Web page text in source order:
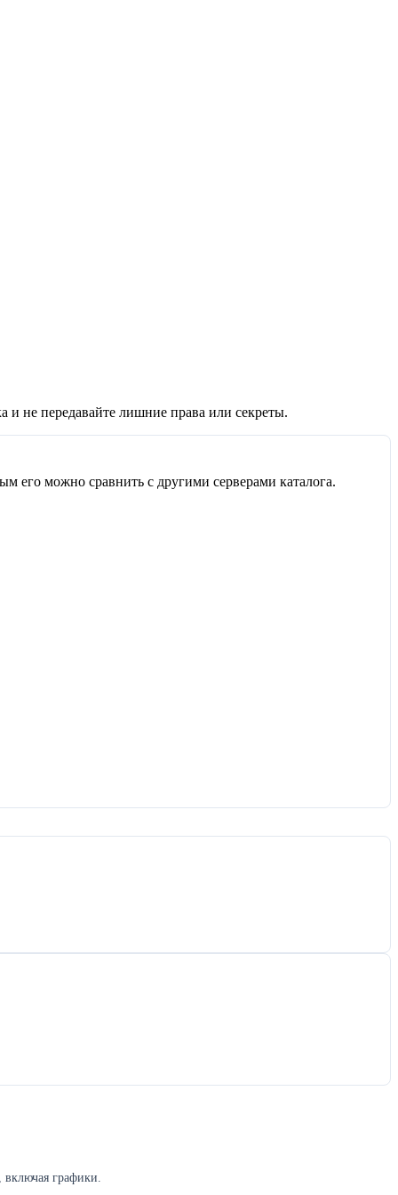
и не передавайте лишние права или секреты.
его можно сравнить с другими серверами каталога.
включая графики.